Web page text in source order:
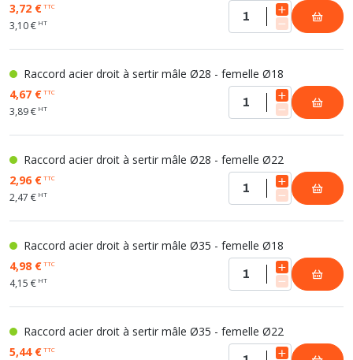
3,72 €TTC
3,10 € HT
Raccord acier droit à sertir mâle Ø28 - femelle Ø18
4,67 €TTC
3,89 € HT
Raccord acier droit à sertir mâle Ø28 - femelle Ø22
2,96 €TTC
2,47 € HT
Raccord acier droit à sertir mâle Ø35 - femelle Ø18
4,98 €TTC
4,15 € HT
Raccord acier droit à sertir mâle Ø35 - femelle Ø22
5,44 €TTC